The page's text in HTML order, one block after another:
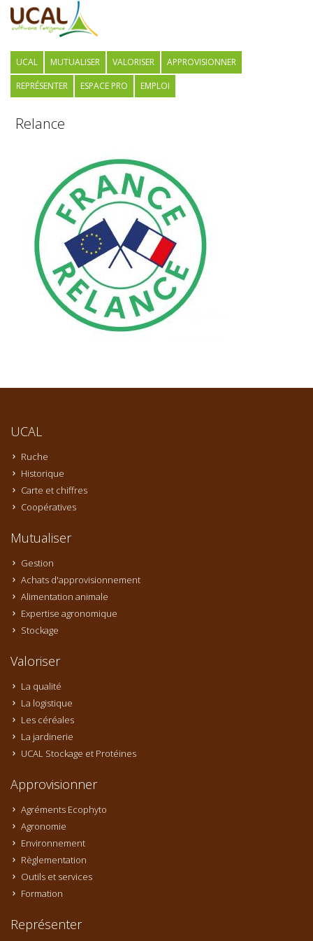
UCAL MUTUALISER VALORISER
APPROVISIONNER
REPRÉSENTER
ESPACE PRO EMPLOI
Relance
UCAL
Ruche
Historique
Carte et chiffres
Coopératives
Mutualiser
Gestion
Achats d'approvisionnement
Alimentation animale
Expertise agronomique
Stockage
Valoriser
La qualité
La logistique
Les céréales
La jardinerie
UCAL Stockage et Protéines
Approvisionner
Agréments Ecophyto
Agronomie
Environnement
Règlementation
Outils et services
Formation
Représenter